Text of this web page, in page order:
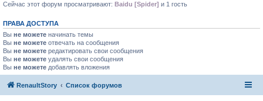
Сейчас этот форум просматривают: Baidu [Spider] и 1 гость
ПРАВА ДОСТУПА
Вы не можете начинать темы
Вы не можете отвечать на сообщения
Вы не можете редактировать свои сообщения
Вы не можете удалять свои сообщения
Вы не можете добавлять вложения
RenaultStory Список форумов